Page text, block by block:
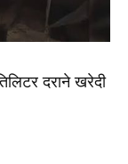
दराने खरेदी